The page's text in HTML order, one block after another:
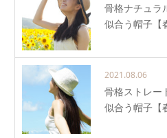
骨格ナチュラ
似合う帽子【
2021.08.06
骨格ストレー
似合う帽子【